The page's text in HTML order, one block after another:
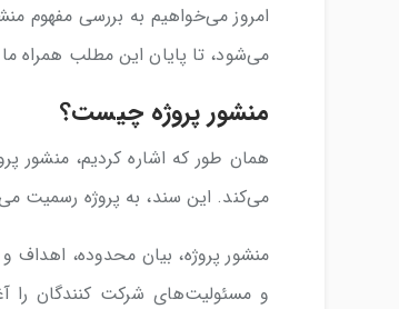
امروز می‌خواهیم به بررسی مفهوم
می‌شود، تا پایان این مطلب همراه ما
منشور پروژه چیست؟
همان طور که اشاره کردیم، منشور
می‌کند. این سند، به پروژه رسمیت
منشور پروژه، بیان محدوده،
و مسئولیت‌های شرکت کنندگان را